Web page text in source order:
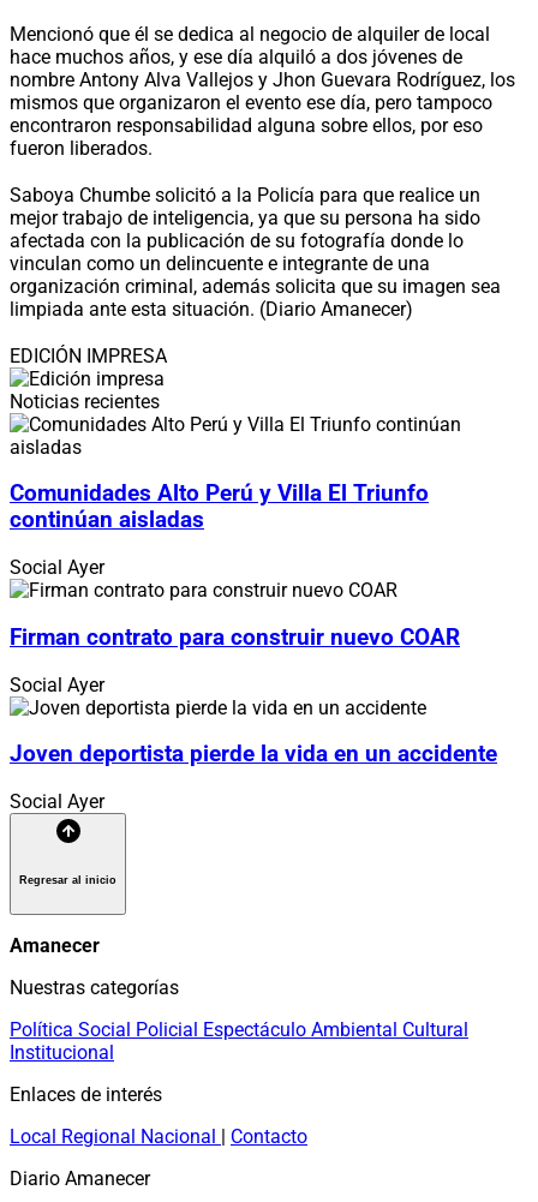
Mencionó que él se dedica al negocio de alquiler de local
hace muchos años, y ese día alquiló a dos jóvenes de
nombre Antony Alva Vallejos y Jhon Guevara Rodríguez, los
mismos que organizaron el evento ese día, pero tampoco
encontraron responsabilidad alguna sobre ellos, por eso
fueron liberados.
Saboya Chumbe solicitó a la Policía para que realice un
mejor trabajo de inteligencia, ya que su persona ha sido
afectada con la publicación de su fotografía donde lo
vinculan como un delincuente e integrante de una
organización criminal, además solicita que su imagen sea
limpiada ante esta situación. (Diario Amanecer)
EDICIÓN IMPRESA
Noticias recientes
Comunidades Alto Perú y Villa El Triunfo
continúan aisladas
Social Ayer
Firman contrato para construir nuevo COAR
Social Ayer
Joven deportista pierde la vida en un accidente
Social Ayer
Regresar al inicio
Amanecer
Nuestras categorías
Política Social Policial Espectáculo Ambiental Cultural
Institucional
Enlaces de interés
Local Regional Nacional | Contacto
Diario Amanecer